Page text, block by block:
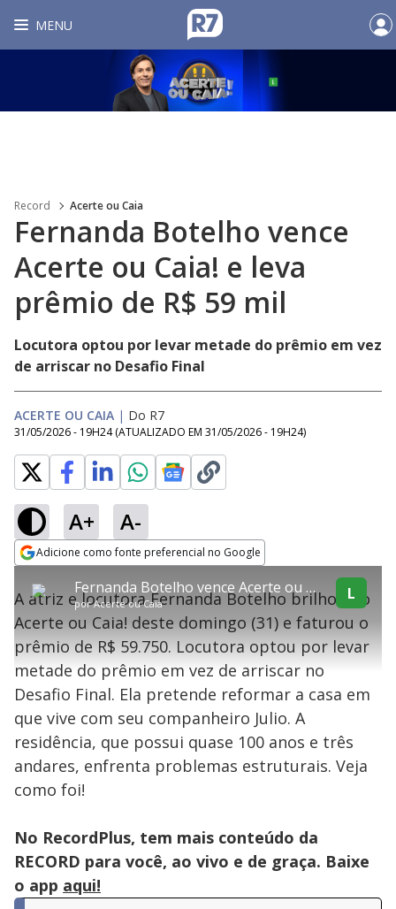
MENU
Record Acerte ou Caia
Fernanda Botelho vence
Acerte ou Caia! e leva
prêmio de R$ 59 mil
Locutora optou por levar metade do prêmio em vez
de arriscar no Desafio Final
ACERTE OU CAIA | Do R7
31/05/2026 - 19H24 (ATUALIZADO EM 31/05/2026 - 19H24)
A+ A-
Adicione como fonte preferencial no Google
a
window.
modal
can
be
by
the
key
activating
close
explore
Conteúdo bloqueado
Lamentamos, mas o vídeo que está tentando assisitr é de exibição
exclusiva em território brasileiro :-(
Fernanda Botelho vence Acerte ou Caia! e leva prêmio de R$ 59 mil
porAcerte ou Caia
L
A atriz e locutora Fernanda Botelho brilhou no
Acerte ou Caia! deste domingo (31) e faturou o
prêmio de R$ 59.750. Locutora optou por levar
metade do prêmio em vez de arriscar no
Desafio Final. Ela pretende reformar a casa em
que vive com seu companheiro Julio. A
residência, que possui quase 100 anos e três
andares, enfrenta problemas estruturais. Veja
como foi!
No RecordPlus, tem mais conteúdo da
RECORD para você, ao vivo e de graça. Baixe
o app aqui!